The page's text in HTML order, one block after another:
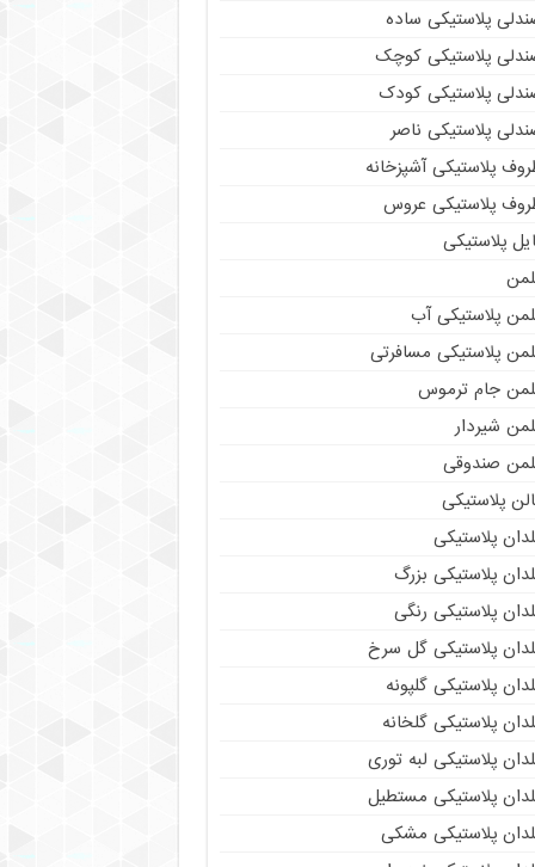
پلاستیکی ساده
پلاستیکی کوچک
پلاستیکی کودک
پلاستیکی ناصر
پلاستیکی آشپزخانه
پلاستیکی عروس
پلاستیکی
پلاستیکی آب
پلاستیکی مسافرتی
جام ترموس
شیردار
صندوقی
پلاستیکی
پلاستیکی
پلاستیکی بزرگ
پلاستیکی رنگی
پلاستیکی گل سرخ
پلاستیکی گلپونه
پلاستیکی گلخانه
پلاستیکی لبه توری
پلاستیکی مستطیل
پلاستیکی مشکی